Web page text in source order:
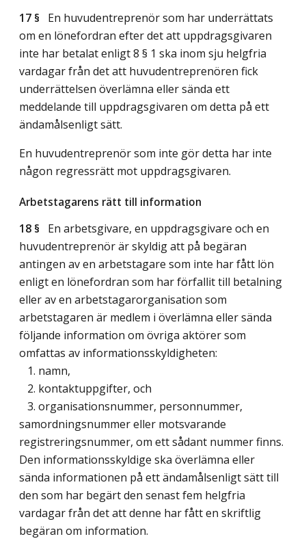
17 § En huvudentreprenör som har underrättats
om en lönefordran efter det att uppdragsgivaren
inte har betalat enligt 8 § 1 ska inom sju helgfria
vardagar från det att huvudentreprenören fick
underrättelsen överlämna eller sända ett
meddelande till uppdragsgivaren om detta på ett
ändamålsenligt sätt.
En huvudentreprenör som inte gör detta har inte
någon regressrätt mot uppdragsgivaren.
Arbetstagarens rätt till information
18 § En arbetsgivare, en uppdragsgivare och en
huvudentreprenör är skyldig att på begäran
antingen av en arbetstagare som inte har fått lön
enligt en lönefordran som har förfallit till betalning
eller av en arbetstagarorganisation som
arbetstagaren är medlem i överlämna eller sända
följande information om övriga aktörer som
omfattas av informationsskyldigheten:
1. namn,
2. kontaktuppgifter, och
3. organisationsnummer, personnummer,
samordningsnummer eller motsvarande
registreringsnummer, om ett sådant nummer finns.
Den informationsskyldige ska överlämna eller
sända informationen på ett ändamålsenligt sätt till
den som har begärt den senast fem helgfria
vardagar från det att denne har fått en skriftlig
begäran om information.